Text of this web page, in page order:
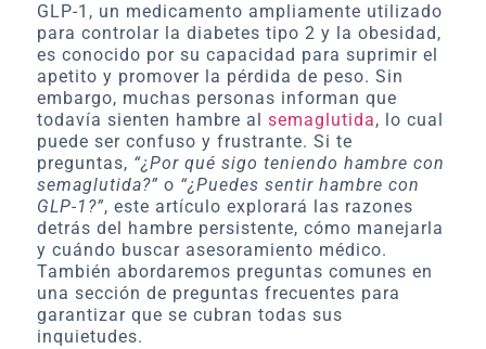
GLP-1, un medicamento ampliamente utilizado
para controlar la diabetes tipo 2 y la obesidad,
es conocido por su capacidad para suprimir el
apetito y promover la pérdida de peso. Sin
embargo, muchas personas informan que
todavía sienten hambre al semaglutida, lo cual
puede ser confuso y frustrante. Si te
preguntas, “¿Por qué sigo teniendo hambre con
semaglutida?” o “¿Puedes sentir hambre con
GLP-1?”, este artículo explorará las razones
detrás del hambre persistente, cómo manejarla
y cuándo buscar asesoramiento médico.
También abordaremos preguntas comunes en
una sección de preguntas frecuentes para
garantizar que se cubran todas sus
inquietudes.